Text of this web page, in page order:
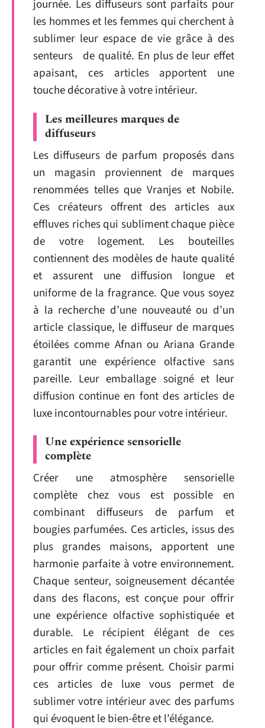
journée. Les diffuseurs sont parfaits pour
les hommes et les femmes qui cherchent à
sublimer leur espace de vie grâce à des
senteurs de qualité. En plus de leur effet
apaisant, ces articles apportent une
touche décorative à votre intérieur.
Les meilleures marques de
diffuseurs
Les diffuseurs de parfum proposés dans
un magasin proviennent de marques
renommées telles que Vranjes et Nobile.
Ces créateurs offrent des articles aux
effluves riches qui subliment chaque pièce
de votre logement. Les bouteilles
contiennent des modèles de haute qualité
et assurent une diffusion longue et
uniforme de la fragrance. Que vous soyez
à la recherche d’une nouveauté ou d’un
article classique, le diffuseur de marques
étoilées comme Afnan ou Ariana Grande
garantit une expérience olfactive sans
pareille. Leur emballage soigné et leur
diffusion continue en font des articles de
luxe incontournables pour votre intérieur.
Une expérience sensorielle
complète
Créer une atmosphère sensorielle
complète chez vous est possible en
combinant diffuseurs de parfum et
bougies parfumées. Ces articles, issus des
plus grandes maisons, apportent une
harmonie parfaite à votre environnement.
Chaque senteur, soigneusement décantée
dans des flacons, est conçue pour offrir
une expérience olfactive sophistiquée et
durable. Le récipient élégant de ces
articles en fait également un choix parfait
pour offrir comme présent. Choisir parmi
ces articles de luxe vous permet de
sublimer votre intérieur avec des parfums
qui évoquent le bien-être et l’élégance.